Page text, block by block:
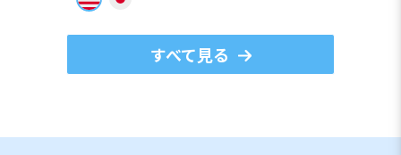
すべて見る